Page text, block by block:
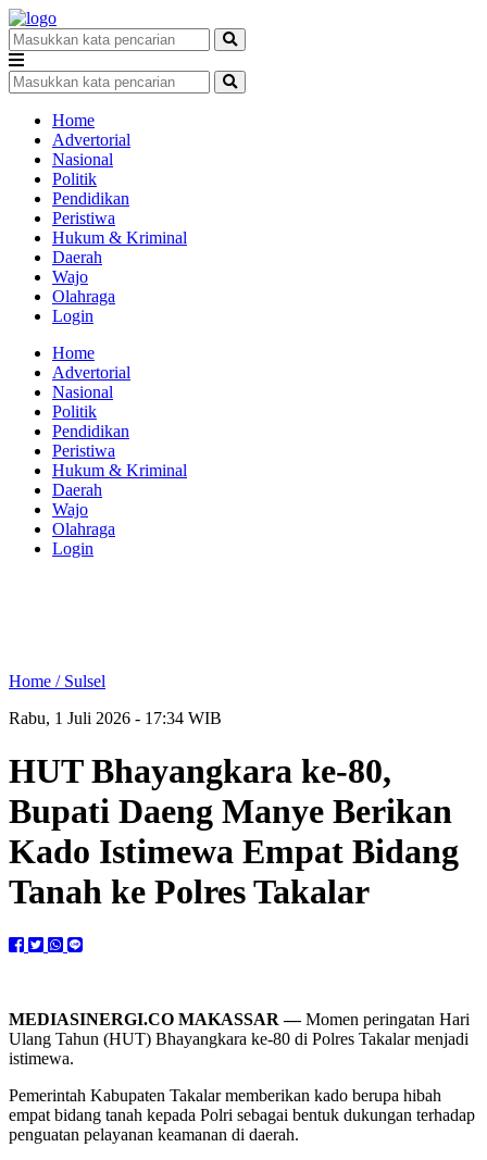
Home
Advertorial
Nasional
Politik
Pendidikan
Peristiwa
Hukum & Kriminal
Daerah
Wajo
Olahraga
Login
Home
Advertorial
Nasional
Politik
Pendidikan
Peristiwa
Hukum & Kriminal
Daerah
Wajo
Olahraga
Login
Home / Sulsel
Rabu, 1 Juli 2026 - 17:34 WIB
HUT Bhayangkara ke-80,
Bupati Daeng Manye Berikan
Kado Istimewa Empat Bidang
Tanah ke Polres Takalar
MEDIASINERGI.CO MAKASSAR —Momen peringatan Hari
Ulang Tahun (HUT) Bhayangkara ke-80 di Polres Takalar menjadi
istimewa.
Pemerintah Kabupaten Takalar memberikan kado berupa hibah
empat bidang tanah kepada Polri sebagai bentuk dukungan terhadap
penguatan pelayanan keamanan di daerah.